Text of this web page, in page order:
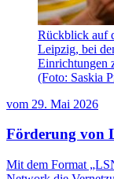
Rückblick auf
Leipzig, bei
Einrichtungen
(Foto: Saskia
vom 29. Mai 2026
Förderung von
Mit dem Format